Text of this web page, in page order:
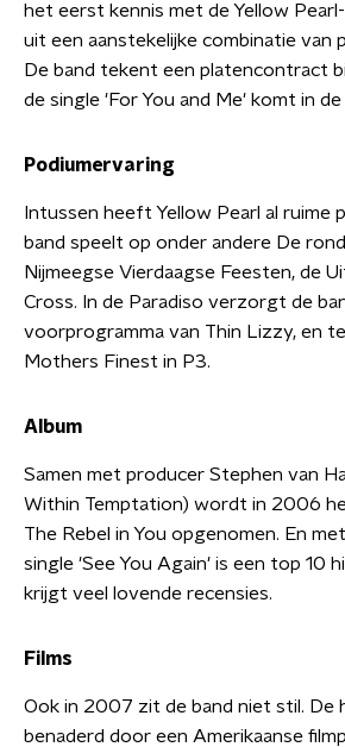
het eerst kennis met de Yellow
uit een aanstekelijke combinatie van
De band tekent een platencontract
de single 'For You and Me' komt in
Podiumervaring
Intussen heeft Yellow Pearl al ruime
band speelt op onder andere De
Nijmeegse Vierdaagse Feesten, de
Cross. In de Paradiso verzorgt de
voorprogramma van Thin Lizzy, en
Mothers Finest in P3.
Album
Samen met producer Stephen van
Within Temptation) wordt in 2006
The Rebel in You opgenomen. En
single 'See You Again' is een top 10
krijgt veel lovende recensies.
Films
Ook in 2007 zit de band niet stil. De
benaderd door een Amerikaanse